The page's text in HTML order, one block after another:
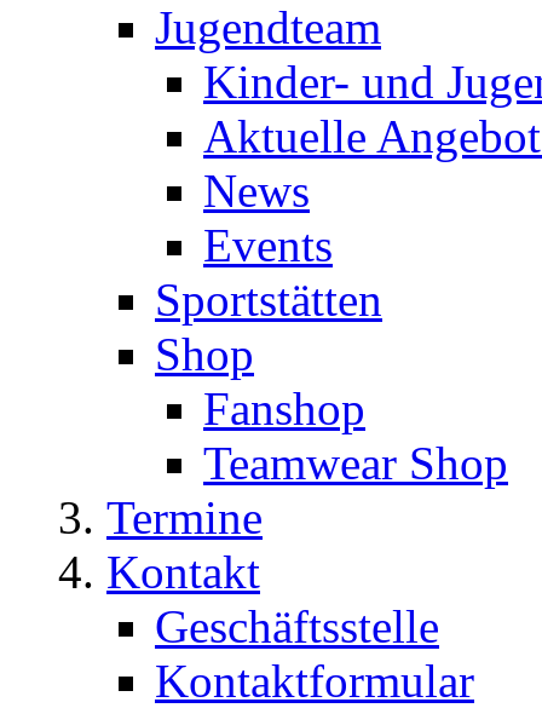
Jugendteam
Kinder- und
Aktuelle
News
Events
Sportstätten
Shop
Fanshop
Teamwear Shop
Termine
Kontakt
Geschäftsstelle
Kontaktformular